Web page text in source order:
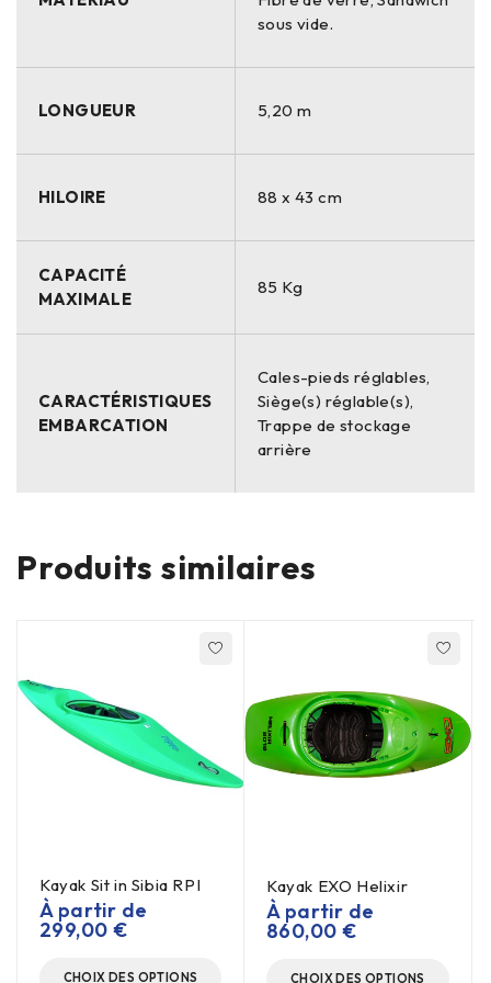
sous vide.
LONGUEUR 5,20 m
HILOIRE 88 x 43 cm
CAPACITÉ
MAXIMALE
85 Kg
CARACTÉRISTIQUES
EMBARCATION
Cales-pieds réglables,
Siège(s) réglable(s),
Trappe de stockage
arrière
Produits similaires
Kayak Sit in Sibia RPI
À partir de
299,00 €
CHOIX DES OPTIONS
Kayak EXO Helixir
À partir de
860,00 €
CHOIX DES OPTIONS